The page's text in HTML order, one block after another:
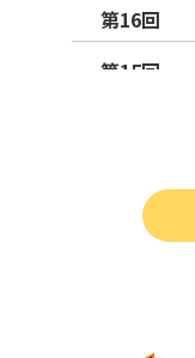
第16回
第15回
第12回